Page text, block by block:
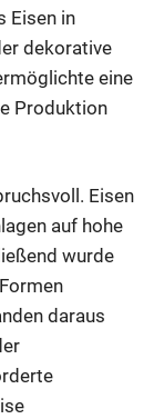
Eisen in
dekorative
eine
Produktion
Eisen
auf hohe
wurde
daraus